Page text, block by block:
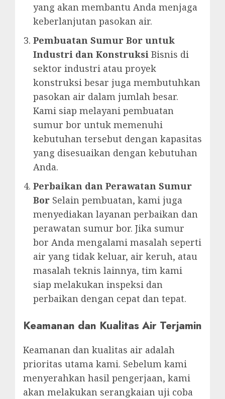
yang akan membantu Anda menjaga
keberlanjutan pasokan air.
Pembuatan Sumur Bor untuk
Industri dan Konstruksi Bisnis di
sektor industri atau proyek
konstruksi besar juga membutuhkan
pasokan air dalam jumlah besar.
Kami siap melayani pembuatan
sumur bor untuk memenuhi
kebutuhan tersebut dengan kapasitas
yang disesuaikan dengan kebutuhan
Anda.
Perbaikan dan Perawatan Sumur
Bor Selain pembuatan, kami juga
menyediakan layanan perbaikan dan
perawatan sumur bor. Jika sumur
bor Anda mengalami masalah seperti
air yang tidak keluar, air keruh, atau
masalah teknis lainnya, tim kami
siap melakukan inspeksi dan
perbaikan dengan cepat dan tepat.
Keamanan dan Kualitas Air Terjamin
Keamanan dan kualitas air adalah
prioritas utama kami. Sebelum kami
menyerahkan hasil pengerjaan, kami
akan melakukan serangkaian uji coba